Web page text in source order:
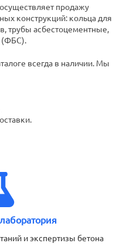
продажу
конструкций: кольца для
трубы асбестоцементные,
(ФБС).
всегда в наличии. Мы
и экспертизы бетона